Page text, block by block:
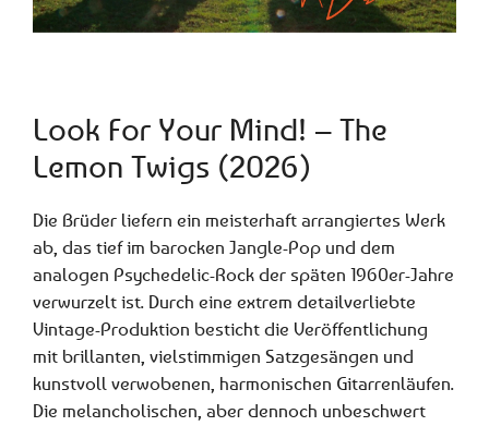
Look For Your Mind! – The
Lemon Twigs (2026)
Die Brüder liefern ein meisterhaft arrangiertes Werk
ab, das tief im barocken Jangle-Pop und dem
analogen Psychedelic-Rock der späten 1960er-Jahre
verwurzelt ist. Durch eine extrem detailverliebte
Vintage-Produktion besticht die Veröffentlichung
mit brillanten, vielstimmigen Satzgesängen und
kunstvoll verwobenen, harmonischen Gitarrenläufen.
Die melancholischen, aber dennoch unbeschwert